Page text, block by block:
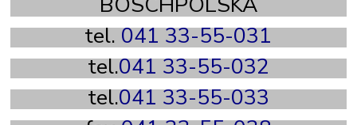
tel.041 33-55-031
tel.041 33-55-032
tel.041 33-55-033